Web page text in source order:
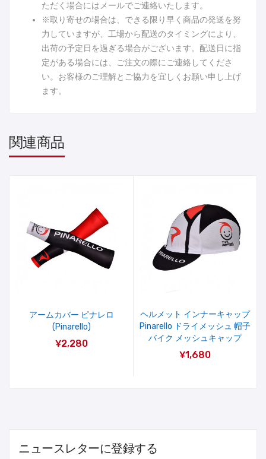
ただく場合にはメールでご連絡いたします。
※取り寄せの場合は、できる限り早く商品の発送を努
力していますが、工場から配送のタイミングにより、
出荷の予定日を過ぎる場合がございます。配送日に指
定がある場合には、ご注文の際にご連絡してくださ
い。お客様のご理解とご協力を宜しくお願い申し上げ
ます。
関連商品
アームカバー ピナレロ
(Pinarello)
¥2,280
ヘルメット インナーキャップ
Pinarello ドライメッシュ 帽子
バイク メッシュキャップ
¥1,680
ニュースレターに登録する